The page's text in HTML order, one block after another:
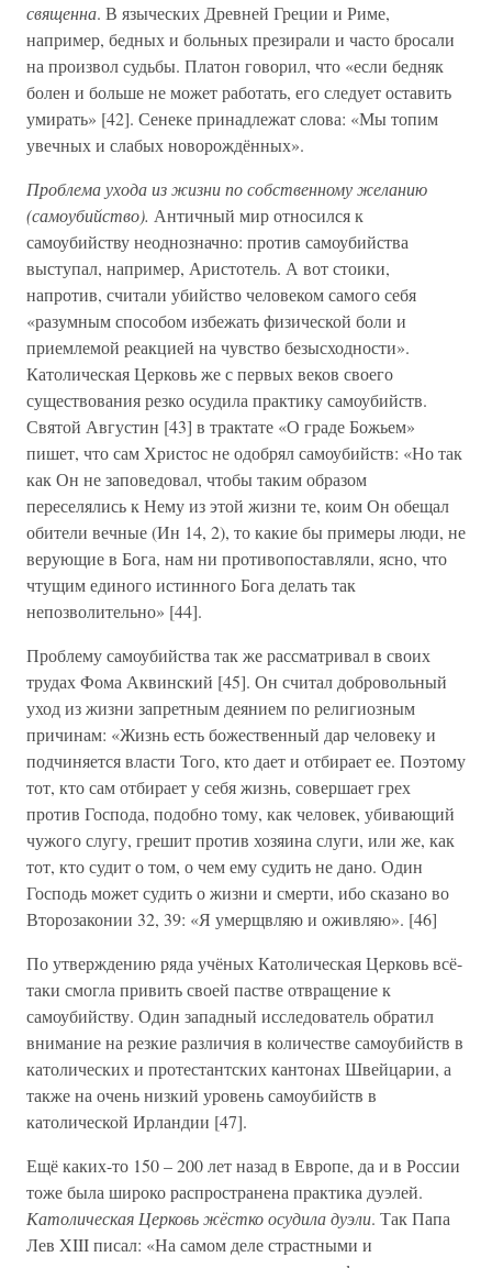
священна. В языческих Древней Греции и Риме,
например, бедных и больных презирали и часто бросали
на произвол судьбы. Платон говорил, что «если бедняк
болен и больше не может работать, его следует оставить
умирать» [42]. Сенеке принадлежат слова: «Мы топим
увечных и слабых новорождённых».
Проблема ухода из жизни по собственному желанию
(самоубийство). Античный мир относился к
самоубийству неоднозначно: против самоубийства
выступал, например, Аристотель. А вот стоики,
напротив, считали убийство человеком самого себя
«разумным способом избежать физической боли и
приемлемой реакцией на чувство безысходности».
Католическая Церковь же с первых веков своего
существования резко осудила практику самоубийств.
Святой Августин [43] в трактате «О граде Божьем»
пишет, что сам Христос не одобрял самоубийств: «Но так
как Он не заповедовал, чтобы таким образом
переселялись к Нему из этой жизни те, коим Он обещал
обители вечные (Ин 14, 2), то какие бы примеры люди, не
верующие в Бога, нам ни противопоставляли, ясно, что
чтущим единого истинного Бога делать так
непозволительно» [44].
Проблему самоубийства так же рассматривал в своих
трудах Фома Аквинский [45]. Он считал добровольный
уход из жизни запретным деянием по религиозным
причинам: «Жизнь есть божественный дар человеку и
подчиняется власти Того, кто дает и отбирает ее. Поэтому
тот, кто сам отбирает у себя жизнь, совершает грех
против Господа, подобно тому, как человек, убивающий
чужого слугу, грешит против хозяина слуги, или же, как
тот, кто судит о том, о чем ему судить не дано. Один
Господь может судить о жизни и смерти, ибо сказано во
Второзаконии 32, 39: «Я умерщвляю и оживляю». [46]
По утверждению ряда учёных Католическая Церковь всё-
таки смогла привить своей пастве отвращение к
самоубийству. Один западный исследователь обратил
внимание на резкие различия в количестве самоубийств в
католических и протестантских кантонах Швейцарии, а
также на очень низкий уровень самоубийств в
католической Ирландии [47].
Ещё каких-то 150 – 200 лет назад в Европе, да и в России
тоже была широко распространена практика дуэлей.
Католическая Церковь жёстко осудила дуэли. Так Папа
Лев XIII писал: «На самом деле страстными и